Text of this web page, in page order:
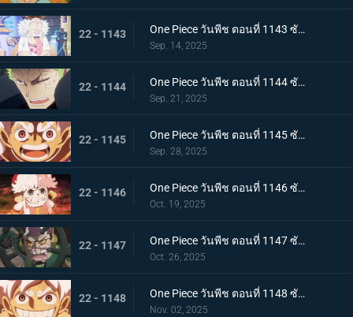
22 - 1143 One Piece วันพีช ตอนที่ 1143 ซับไทย แผนลับของเวก้าพังค์ การถ่ายทอดสดทั่วโลกอันบีบคั้น
Sep. 14, 2025
22 - 1144 One Piece วันพีช ตอนที่ 1144 ซับไทย ที่สุดของฝันร้าย การรวมพลของห้าผู้เฒ่า
Sep. 21, 2025
22 - 1145 One Piece วันพีช ตอนที่ 1145 ซับไทย ทำศึกร่วมกับสหาย ลูฟี่กับนักรบเอลบัฟ
Sep. 28, 2025
22 - 1146 One Piece วันพีช ตอนที่ 1146 ซับไทย ภัยคุกคามที่ใกล้เข้ามา - ความมุ่งมั่นของสตูสซีและเอดิสัน
Oct. 19, 2025
22 - 1147 One Piece วันพีช ตอนที่ 1147 ซับไทย บทสรุปที่น่าทึ่ง - การทำนายครั้งยิ่งใหญ่ของเวก้าพังค์
Oct. 26, 2025
22 - 1148 One Piece วันพีช ตอนที่ 1148 ซับไทย ประวัติศาสตร์ที่สาบสูญ - จอยบอย โจรสลัดคนแรก
Nov. 02, 2025